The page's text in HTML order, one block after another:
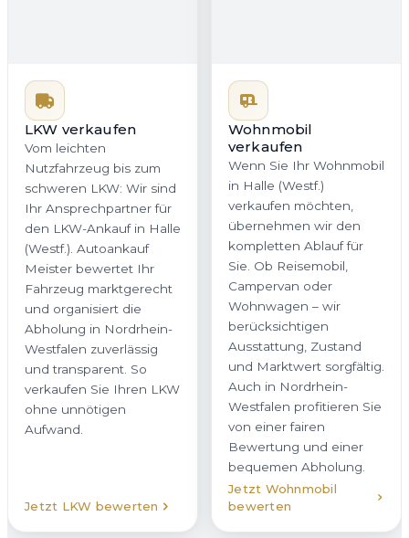
LKW verkaufen
Vom leichten
Nutzfahrzeug bis zum
schweren LKW: Wir sind
Ihr Ansprechpartner für
den LKW-Ankauf in Halle
(Westf.). Autoankauf
Meister bewertet Ihr
Fahrzeug marktgerecht
und organisiert die
Abholung in Nordrhein-
Westfalen zuverlässig
und transparent. So
verkaufen Sie Ihren LKW
ohne unnötigen
Aufwand.
Jetzt LKW bewerten
Wohnmobil
verkaufen
Wenn Sie Ihr Wohnmobil
in Halle (Westf.)
verkaufen möchten,
übernehmen wir den
kompletten Ablauf für
Sie. Ob Reisemobil,
Campervan oder
Wohnwagen – wir
berücksichtigen
Ausstattung, Zustand
und Marktwert sorgfältig.
Auch in Nordrhein-
Westfalen profitieren Sie
von einer fairen
Bewertung und einer
bequemen Abholung.
Jetzt Wohnmobil
bewerten